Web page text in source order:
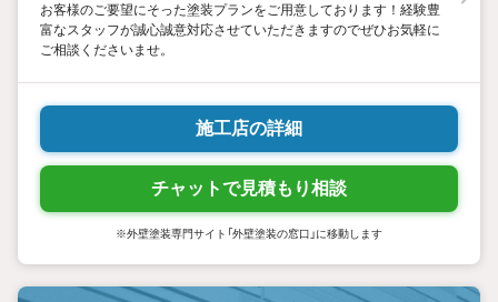
お客様のご要望にそった塗装プランをご用意しております！経験豊
富なスタッフが誠心誠意対応させていただきますのでぜひお気軽に
ご相談くださいませ。
施工店の詳細
チャットで見積もり相談
※外壁塗装専門サイト「外壁塗装の窓口」に移動します